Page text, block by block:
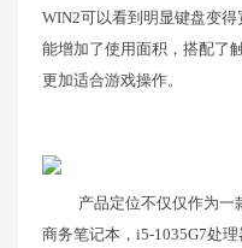
WIN2可以看到明显键盘变
能增加了使用面积，搭配了
更加适合游戏操作。
产品定位不仅仅作为一
商务笔记本，i5-1035G7处